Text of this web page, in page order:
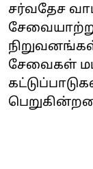
சர்வதேச
சேவைகள்